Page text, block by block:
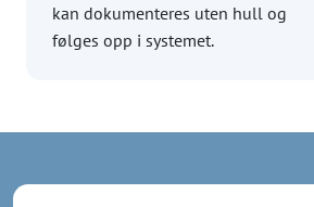
kan dokumenteres uten hull og
følges opp i systemet.